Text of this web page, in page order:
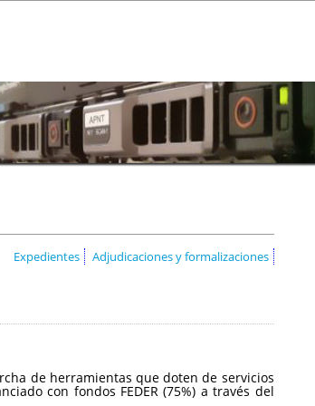
Expedientes Adjudicaciones y formalizaciones
de herramientas que doten de servicios
con fondos FEDER (75%) a través del